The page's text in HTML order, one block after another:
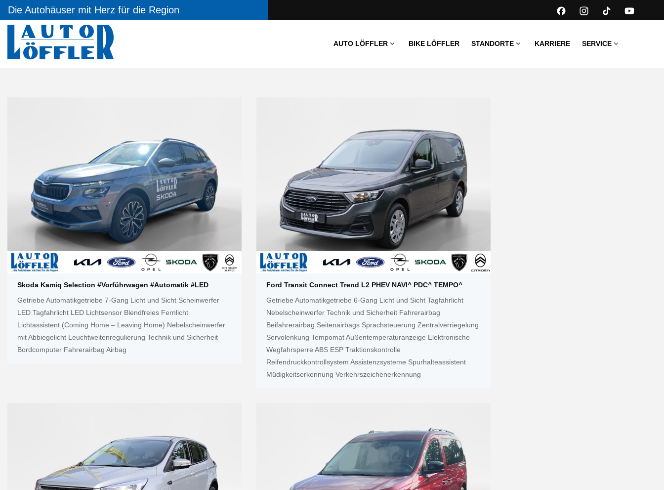
Die Autohäuser mit Herz für die Region
AUTO LÖFFLER BIKE LÖFFLER STANDORTE KARRIERE SERVICE
Skoda Kamiq Selection #Vorführwagen #Automatik #LED
Getriebe Automatikgetriebe 7-Gang Licht und Sicht Scheinwerfer
LED Tagfahrlicht LED Lichtsensor Blendfreies Fernlicht
Lichtassistent (Coming Home – Leaving Home) Nebelscheinwerfer
mit Abbiegelicht Leuchtweitenregulierung Technik und Sicherheit
Bordcomputer Fahrerairbag Airbag
Ford Transit Connect Trend L2 PHEV NAVI^ PDC^ TEMPO^
Getriebe Automatikgetriebe 6-Gang Licht und Sicht Tagfahrlicht
Nebelscheinwerfer Technik und Sicherheit Fahrerairbag
Beifahrerairbag Seitenairbags Sprachsteuerung Zentralverriegelung
Servolenkung Tempomat Außentemperaturanzeige Elektronische
Wegfahrsperre ABS ESP Traktionskontrolle
Reifendruckkontrollsystem Assistenzsysteme Spurhalteassistent
Müdigkeitserkennung Verkehrszeichenerkennung